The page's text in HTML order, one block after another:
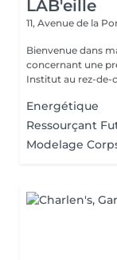
LAB'eille
11, Avenue de la
Bienvenue dans
concernant une
Institut au rez-de-
Energétique
Ressourçant
Modelage